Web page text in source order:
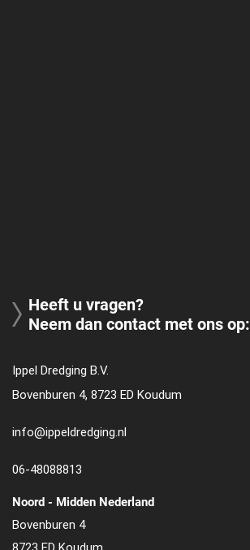
Heeft u vragen?
Neem dan contact met ons op:
Ippel Dredging B.V.
Bovenburen 4, 8723 ED Koudum
info@ippeldredging.nl
06-48088813
Noord - Midden Nederland
Bovenburen 4